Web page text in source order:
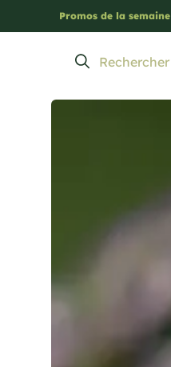
Promos de la semaine